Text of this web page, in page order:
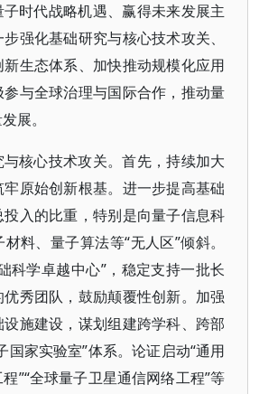
时代战略机遇、赢得未来发展主
强化基础研究与核心技术攻关、
生态体系、加快推动规模化应用
与全球治理与国际合作，推动量
展。
核心技术攻关。首先，持续加大
原始创新根基。进一步提高基础
入的比重，特别是向量子信息科
料、量子算法等“无人区”倾斜。
科学卓越中心”，稳定支持一批长
秀团队，鼓励颠覆性创新。加强
施建设，谋划组建跨学科、跨部
国家实验室”体系。论证启动“通用
”“全球量子卫星通信网络工程”等